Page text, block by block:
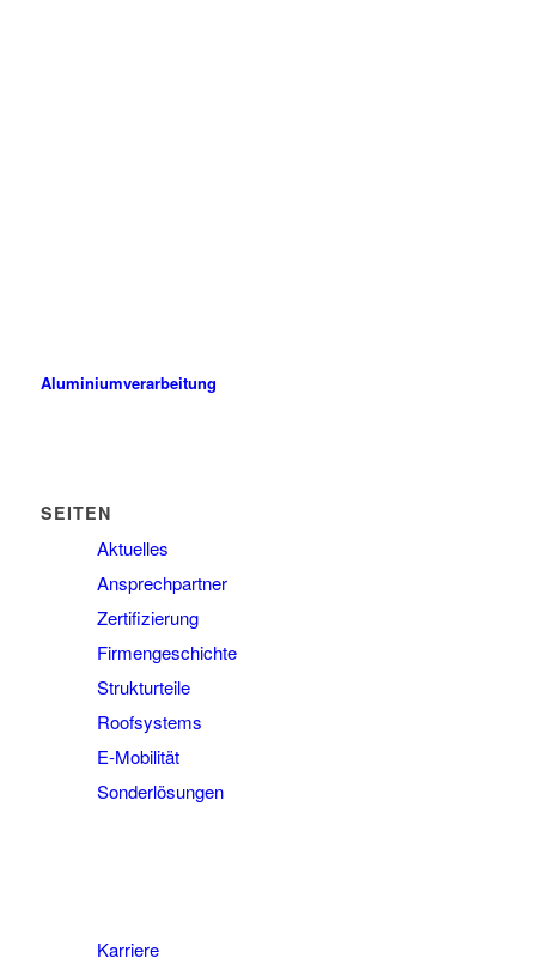
Aluminiumverarbeitung
SEITEN
Aktuelles
Ansprechpartner
Zertifizierung
Firmengeschichte
Strukturteile
Roofsystems
E-Mobilität
Sonderlösungen
Karriere